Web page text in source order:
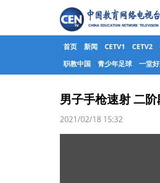
首页 新闻 CETV1 CETV2
职教中国
青少年足球 一堂
男子手枪速射 二
2021/02/18 15:32